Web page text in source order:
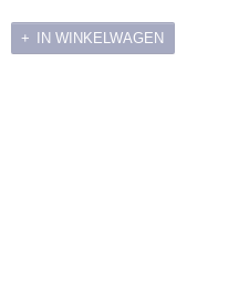
IN WINKELWAGEN